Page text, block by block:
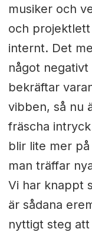
musiker och
och
internt. Det
något
bekräftar
vibben, så nu
fräscha
blir lite mer
man träffar
Vi har knappt
är sådana
nyttigt steg att